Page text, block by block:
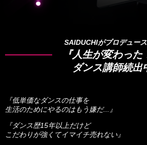
SAIDUCHIがプロデュー
『人生が変わった
ダンス講師続出
『低単価なダンスの仕事を
生活のためにやるのはもう嫌だ...』
『ダンス歴15年以上だけど
こだわりが強くてイマイチ売れない』